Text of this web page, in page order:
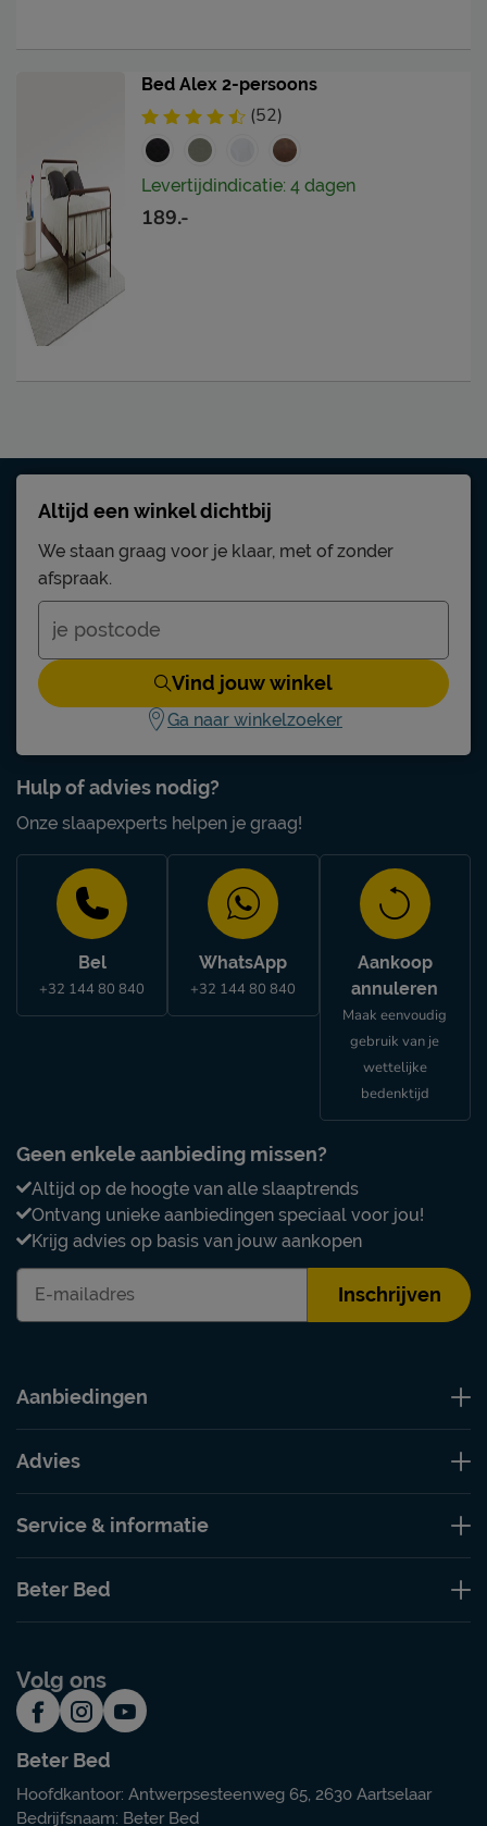
Bed Alex 2-persoons
(52)
Levertijdindicatie: 4 dagen
189.-
Hulp of advies nodig?
Onze slaapexperts helpen je graag!
Bel
+32 144 80 840
WhatsApp
+32 144 80 840
Aankoop
annuleren
Maak eenvoudig
gebruik van je
wettelijke
bedenktijd
Geen enkele aanbieding missen?
Altijd op de hoogte van alle slaaptrends
Ontvang unieke aanbiedingen speciaal voor jou!
Krijg advies op basis van jouw aankopen
Inschrijven
Altijd een winkel dichtbij
We staan graag voor je klaar, met of zonder
afspraak.
Vind jouw winkel
Ga naar winkelzoeker
Aanbiedingen
Advies
Service & informatie
Beter Bed
Volg ons
Beter Bed
Hoofdkantoor: Antwerpsesteenweg 65, 2630 Aartselaar
Bedrijfsnaam: Beter Bed